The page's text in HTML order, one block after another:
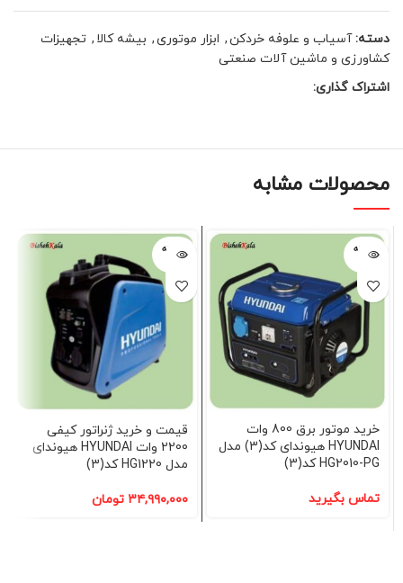
دسته: آسیاب و علوفه خردکن, ابزار موتوری, بیشه کالا , تجهیزات
کشاورزی و ماشین آلات صنعتی
اشتراک گذاری:
محصولات مشابه
فروخته
شده
خرید موتور برق 800 وات
HYUNDAI هیوندای کد(3) مدل
HG2010-PG کد(3)
تماس بگیرید
فروخته
شده
قیمت و خرید ژنراتور کیفی
2200 وات HYUNDAI هیوندای
مدل HG1220 کد(3)
۳۴,۹۹۰,۰۰۰ تومان